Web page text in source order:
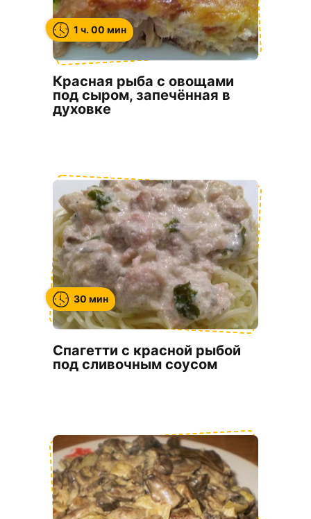
1 ч. 00 мин
Красная рыба с овощами
под сыром, запечённая в
духовке
30 мин
Спагетти с красной рыбой
под сливочным соусом